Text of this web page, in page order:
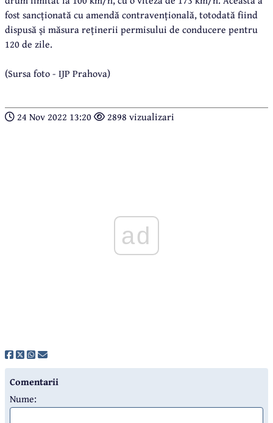
fost sancționată cu amendă contravențională, totodată fiind
dispusă și măsura reținerii permisului de conducere pentru
120 de zile.
(Sursa foto - IJP Prahova)
24 Nov 2022 13:20 2898 vizualizari
ad
Comentarii
Nume: